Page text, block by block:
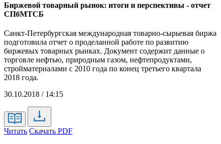
Биржевой товарный рынок: итоги и перспективы - отчет
СПбМТСБ
Санкт-Петербургская международная товарно-сырьевая биржа
подготовила отчет о проделанной работе по развитию
биржевых товарных рынках. Документ содержит данные о
торговле нефтью, природным газом, нефтепродуктами,
стройматериалами с 2010 года по конец третьего квартала
2018 года.
30.10.2018 / 14:15
Читать Скачать PDF